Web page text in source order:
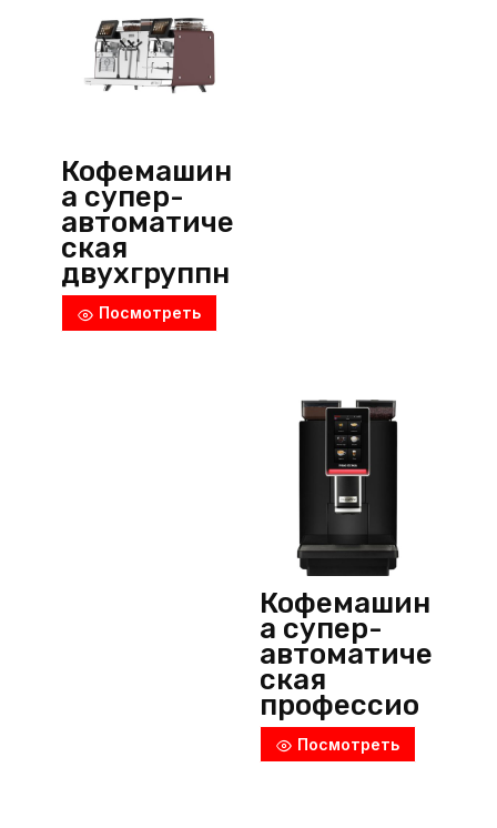
Кофемашин
а супер-
автоматиче
ская
двухгруппн
ая, Mytico
DUE, Franke
Посмотреть
Кофемашин
а супер-
автоматиче
ская
профессио
нальная,
MiniBar S,
Посмотреть